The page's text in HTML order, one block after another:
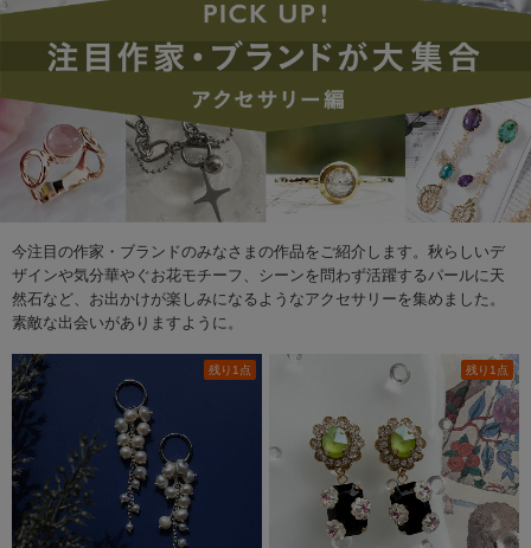
今注目の作家・ブランドのみなさまの作品をご紹介します。秋らしいデ
ザインや気分華やぐお花モチーフ、シーンを問わず活躍するパールに天
然石など、お出かけが楽しみになるようなアクセサリーを集めました。
素敵な出会いがありますように。
残り1点 残り1点